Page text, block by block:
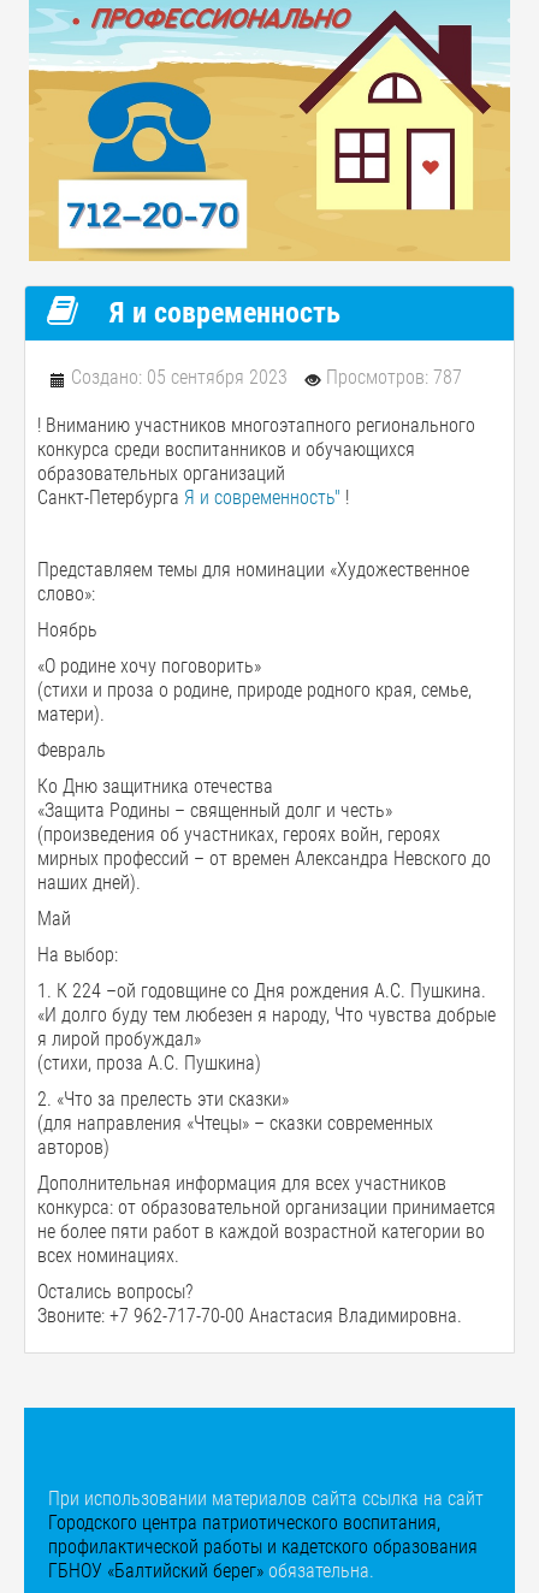
Я и современность
Создано: 05 сентября 2023 Просмотров: 787
! Вниманию участников многоэтапного регионального
конкурса среди воспитанников и обучающихся
образовательных организаций
Санкт-Петербурга Я и современность" !
Представляем темы для номинации «Художественное
слово»:
Ноябрь
«О родине хочу поговорить»
(стихи и проза о родине, природе родного края, семье,
матери).
Февраль
Ко Дню защитника отечества
«Защита Родины – священный долг и честь»
(произведения об участниках, героях войн, героях
мирных профессий – от времен Александра Невского до
наших дней).
Май
На выбор:
1. К 224 –ой годовщине со Дня рождения А.С. Пушкина.
«И долго буду тем любезен я народу, Что чувства добрые
я лирой пробуждал»
(стихи, проза А.С. Пушкина)
2. «Что за прелесть эти сказки»
(для направления «Чтецы» – сказки современных
авторов)
Дополнительная информация для всех участников
конкурса: от образовательной организации принимается
не более пяти работ в каждой возрастной категории во
всех номинациях.
Остались вопросы?
Звоните: +7 962-717-70-00 Анастасия Владимировна.
При использовании материалов сайта ссылка на сайт
Городского центра патриотического воспитания,
профилактической работы и кадетского образования
ГБНОУ «Балтийский берег» обязательна.